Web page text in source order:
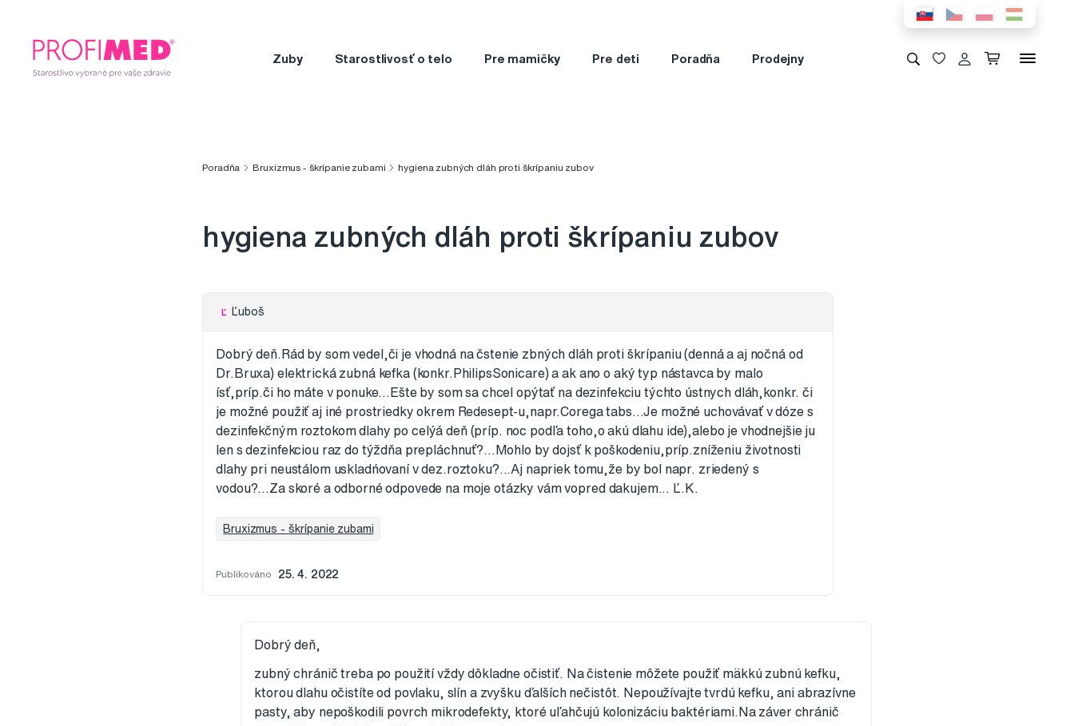
Zuby Starostlivosť o telo Pre mamičky Pre deti Poradňa Prodejny
Poradňa Bruxizmus - škrípanie zubami hygiena zubných dláh proti škrípaniu zubov
hygiena zubných dláh proti škrípaniu zubov
Ľ Ľuboš
Dobrý deň.Rád by som vedel,či je vhodná na čstenie zbných dláh proti škrípaniu (denná a aj nočná od
Dr.Bruxa) elektrická zubná kefka (konkr.PhilipsSonicare) a ak ano o aký typ nástavca by malo
ísť,príp.či ho máte v ponuke...Ešte by som sa chcel opýtať na dezinfekciu týchto ústnych dláh,konkr. či
je možné použiť aj iné prostriedky okrem Redesept-u,napr.Corega tabs...Je možné uchovávať v dóze s
dezinfekčným roztokom dlahy po celýá deň (príp. noc podľa toho,o akú dlahu ide),alebo je vhodnejšie ju
len s dezinfekciou raz do týždňa prepláchnuť?...Mohlo by dojsť k poškodeniu,príp.zníženiu životnosti
dlahy pri neustálom uskladńovaní v dez.roztoku?...Aj napriek tomu,že by bol napr. zriedený s
vodou?...Za skoré a odborné odpovede na moje otázky vám vopred dakujem... Ľ.K.
Bruxizmus - škrípanie zubami
Publikováno 25. 4. 2022
Dobrý deň,
zubný chránič treba po použití vždy dôkladne očistiť. Na čistenie môžete použiť mäkkú zubnú kefku,
ktorou dlahu očistíte od povlaku, slín a zvyšku ďalších nečistôt. Nepoužívajte tvrdú kefku, ani abrazívne
pasty, aby nepoškodili povrch mikrodefekty, ktoré uľahčujú kolonizáciu baktériami.Na záver chránič